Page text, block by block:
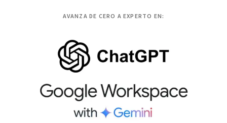
AVANZA DE CERO A EXPERTO EN: